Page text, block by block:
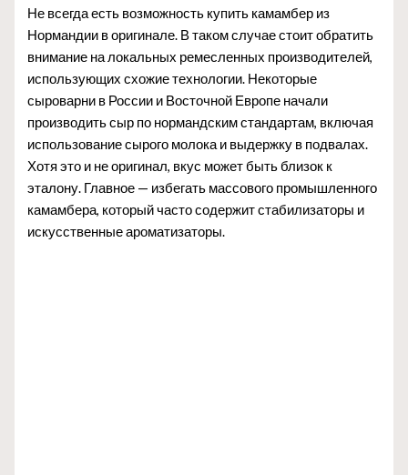
Не всегда есть возможность купить камамбер из
Нормандии в оригинале. В таком случае стоит обратить
внимание на локальных ремесленных производителей,
использующих схожие технологии. Некоторые
сыроварни в России и Восточной Европе начали
производить сыр по нормандским стандартам, включая
использование сырого молока и выдержку в подвалах.
Хотя это и не оригинал, вкус может быть близок к
эталону. Главное — избегать массового промышленного
камамбера, который часто содержит стабилизаторы и
искусственные ароматизаторы.